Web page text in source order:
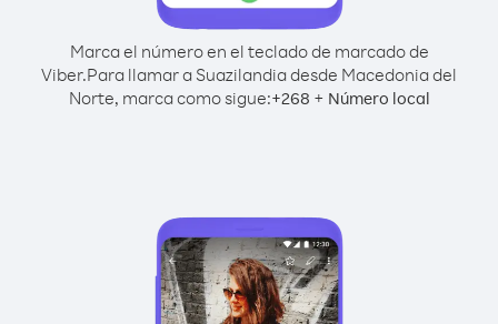
Marca el número en el teclado de marcado de
Viber.Para llamar a Suazilandia desde Macedonia del
Norte, marca como sigue:+268 + Número local